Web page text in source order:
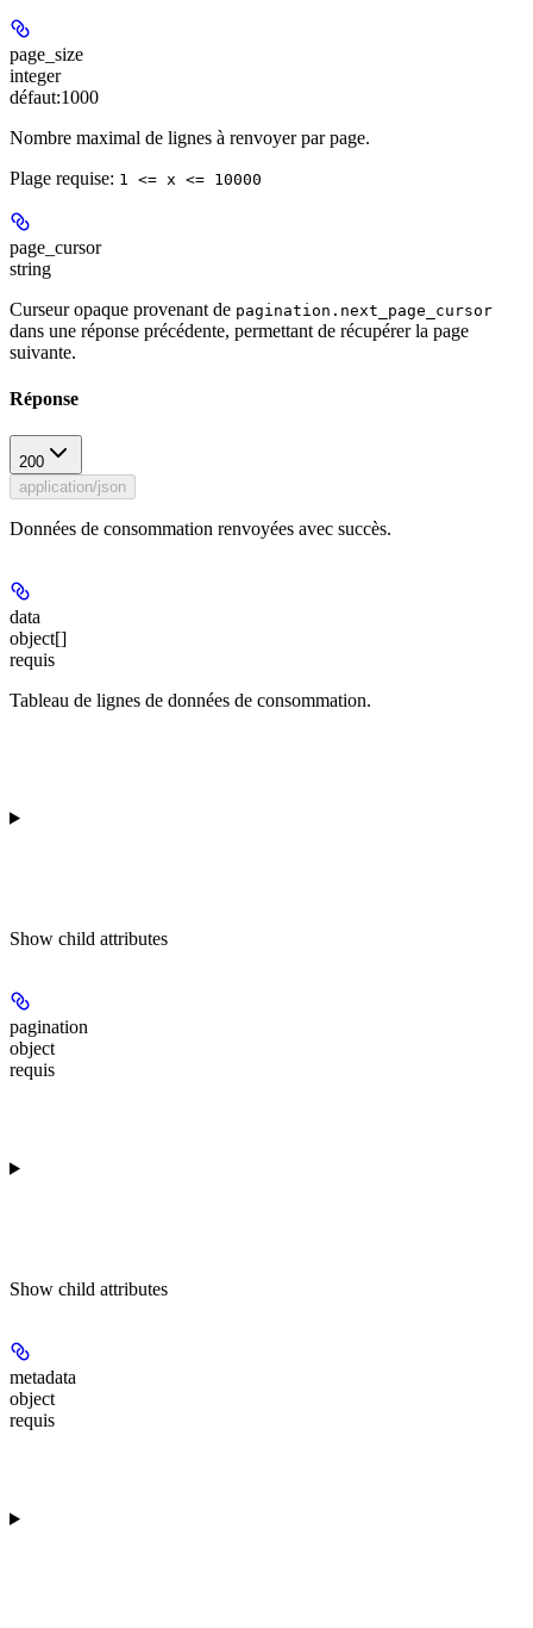
page_size
integer
défaut:1000
Nombre maximal de lignes à renvoyer par page.
Plage requise: 1 <= x <= 10000
page_cursor
string
Curseur opaque provenant de pagination.next_page_cursor
dans une réponse précédente, permettant de récupérer la page
suivante.
Réponse
200
application/json
Données de consommation renvoyées avec succès.
data
object[]
requis
Tableau de lignes de données de consommation.
Show child attributes
pagination
object
requis
Show child attributes
metadata
object
requis